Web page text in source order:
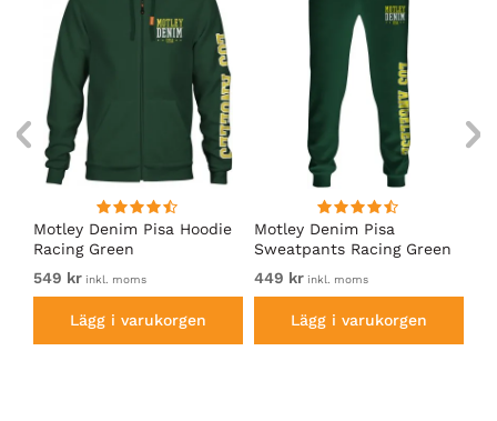
Motley Denim Pisa Hoodie
Racing Green
549 kr inkl. moms
Lägg i varukorgen
Motley Denim Pisa
Sweatpants Racing Green
449 kr inkl. moms
Lägg i varukorgen